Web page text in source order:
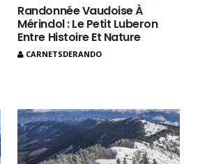
Randonnée Vaudoise À
Mérindol : Le Petit Luberon
Entre Histoire Et Nature
CARNETSDERANDO